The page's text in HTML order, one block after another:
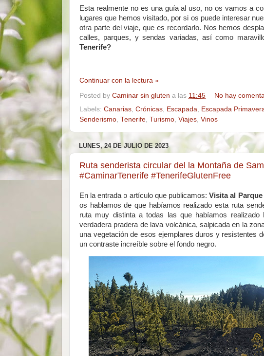
Esta realmente no es una guía al uso, no os vamos a
lugares que hemos visitado, por si os puede interesar
otra parte del viaje, que es recordarlo. Nos hemos
calles, parques, y sendas variadas, así como
Tenerife?
Continuar con la lectura »
Posted by Caminar sin gluten a las 11:45
No hay
Labels: Canarias, Crónicas, Escapada, Escapada
Senderismo, Tenerife, Turismo, Viajes, Vinos
LUNES, 24 DE JULIO DE 2023
Ruta senderista circular del la Montaña de
#CaminarTenerife #TenerifeGlutenFree
En la entrada o artículo que publicamos:Visita al Parque
os hablamos de que habíamos realizado esta ruta
ruta muy distinta a todas las que habíamos
verdadera pradera de lava volcánica, salpicada en la
una vegetación de esos ejemplares duros y resistentes
un contraste increíble sobre el fondo negro.